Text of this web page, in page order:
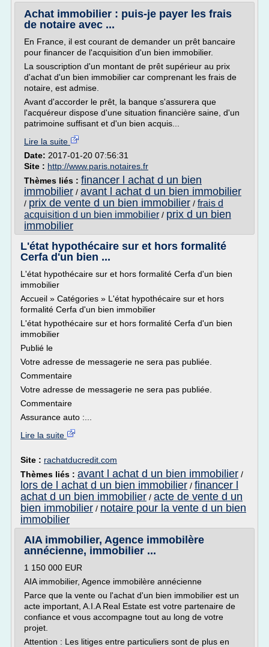
Achat immobilier : puis-je payer les frais
de notaire avec ...
En France, il est courant de demander un prêt bancaire
pour financer de l'acquisition d'un bien immobilier.
La souscription d'un montant de prêt supérieur au prix
d'achat d'un bien immobilier car comprenant les frais de
notaire, est admise.
Avant d'accorder le prêt, la banque s'assurera que
l'acquéreur dispose d'une situation financière saine, d'un
patrimoine suffisant et d'un bien acquis...
Lire la suite
Date: 2017-01-20 07:56:31
Site : http://www.paris.notaires.fr
Thèmes liés : financer l achat d un bien
immobilier / avant l achat d un bien immobilier
/ prix de vente d un bien immobilier / frais d
acquisition d un bien immobilier / prix d un bien
immobilier
L'état hypothécaire sur et hors formalité
Cerfa d'un bien ...
L'état hypothécaire sur et hors formalité Cerfa d'un bien
immobilier
Accueil » Catégories » L'état hypothécaire sur et hors
formalité Cerfa d'un bien immobilier
L'état hypothécaire sur et hors formalité Cerfa d'un bien
immobilier
Publié le
Votre adresse de messagerie ne sera pas publiée.
Commentaire
Votre adresse de messagerie ne sera pas publiée.
Commentaire
Assurance auto :...
Lire la suite
Site : rachatducredit.com
Thèmes liés : avant l achat d un bien immobilier /
lors de l achat d un bien immobilier / financer l
achat d un bien immobilier / acte de vente d un
bien immobilier / notaire pour la vente d un bien
immobilier
AIA immobilier, Agence immobilère
annécienne, immobilier ...
1 150 000 EUR
AIA immobilier, Agence immobilère annécienne
Parce que la vente ou l'achat d'un bien immobilier est un
acte important, A.I.A Real Estate est votre partenaire de
confiance et vous accompagne tout au long de votre
projet.
Attention : Les litiges entre particuliers sont de plus en